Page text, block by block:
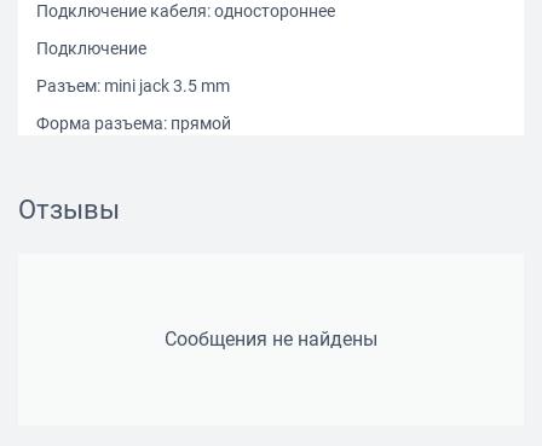
Подключение кабеля: одностороннее
Подключение
Разъем: mini jack 3.5 mm
Форма разъема: прямой
Отзывы
Сообщения не найдены